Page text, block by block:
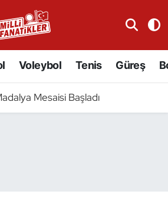
Voleybol Tenis Güreş
Mesaisi Başladı